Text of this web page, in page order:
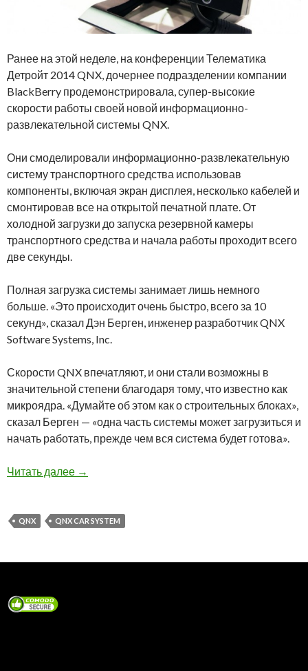
Ранее на этой неделе, на конференции Телематика
Детройт 2014 QNX, дочернее подразделении компании
BlackBerry продемонстрировала, супер-высокие
скорости работы своей новой информационно-
развлекательной системы QNX.
Они смоделировали информационно-развлекательную
систему транспортного средства использовав
компоненты, включая экран дисплея, несколько кабелей и
смонтировав все на открытой печатной плате. От
холодной загрузки до запуска резервной камеры
транспортного средства и начала работы проходит всего
две секунды.
Полная загрузка системы занимает лишь немного
больше. «Это происходит очень быстро, всего за 10
секунд», сказал Дэн Берген, инженер разработчик QNX
Software Systems, Inc.
Скорости QNX впечатляют, и они стали возможны в
значительной степени благодаря тому, что известно как
микроядра. «Думайте об этом как о строительных блоках»,
сказал Берген — «одна часть системы может загрузиться и
начать работать, прежде чем вся система будет готова».
Читать далее QNX Car System загружается в течении 10
→
QNX QNX CAR SYSTEM